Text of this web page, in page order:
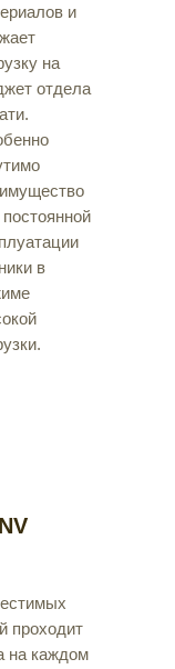
и
на
отдела
постоянной
в
проходит
на каждом